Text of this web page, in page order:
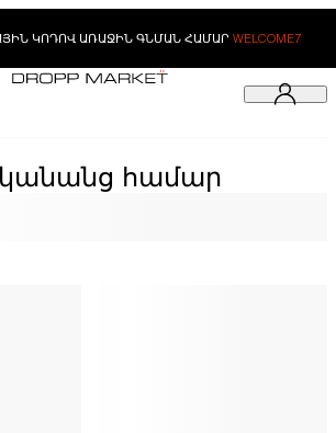
ԿՈԴՈՎ ԱՌԱՋԻՆ ԳՆՄԱՆ ՀԱՄԱՐ WELCOME7
համար